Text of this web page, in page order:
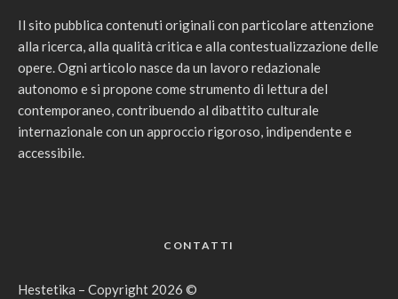
Il sito pubblica contenuti originali con particolare attenzione
alla ricerca, alla qualità critica e alla contestualizzazione delle
opere. Ogni articolo nasce da un lavoro redazionale
autonomo e si propone come strumento di lettura del
contemporaneo, contribuendo al dibattito culturale
internazionale con un approccio rigoroso, indipendente e
accessibile.
CONTATTI
Hestetika – Copyright 2026 ©